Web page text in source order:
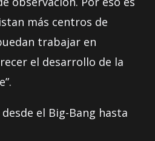
más centros de
trabajar en
el desarrollo de la
el Big-Bang hasta